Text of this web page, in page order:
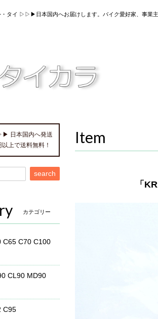
タイ ▷▷▶日本国内へお届けします。バイク愛好家、事業主
Item
「
日本国内へ発送
上で送料無料！
search
カテゴリー
C65 C70 C100
CL90 MD90
C95